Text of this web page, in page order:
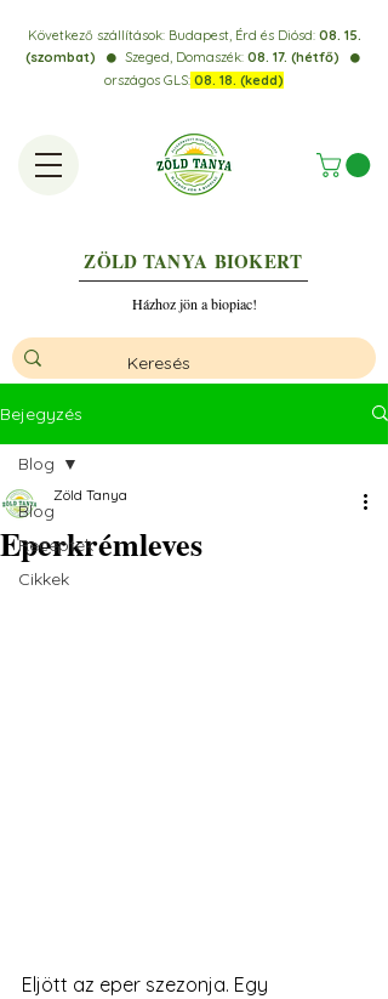
ZÖLD TANYA BIOKERT
Házhoz jön a biopiac!
Következő szállítások: Budapest, Érd és Diósd:08. 15.
(szombat)
⚫️ Szeged, Domaszék: 08. 17. (hétfő) ⚫️
országos GLS: 08. 18. (kedd)
Bejegyzés
Blog
Receptek
Cikkek
Blog
Eperkrémleves
Zöld Tanya
Eljött az eper szezonja. Egy